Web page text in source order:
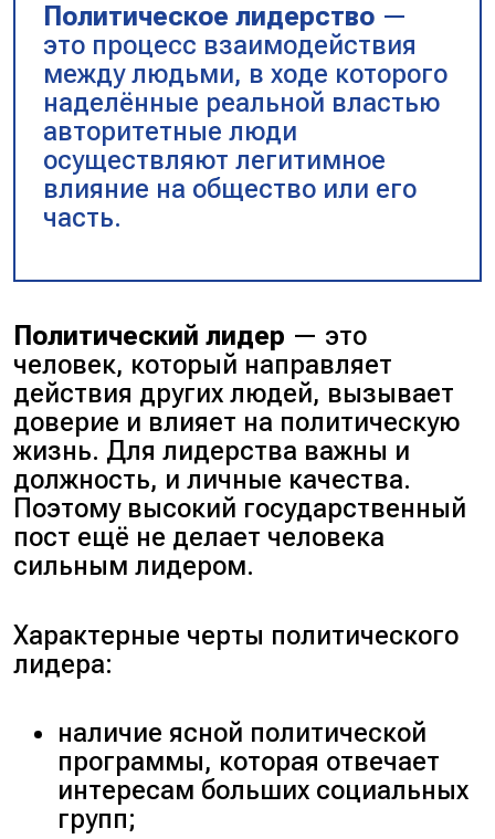
Политическое лидерство—
это процесс взаимодействия
между людьми, в ходе которого
наделённые реальной властью
авторитетные люди
осуществляют легитимное
влияние на общество или его
часть.
Политический лидер — это
человек, который направляет
действия других людей, вызывает
доверие и влияет на политическую
жизнь. Для лидерства важны и
должность, и личные качества.
Поэтому высокий государственный
пост ещё не делает человека
сильным лидером.
Характерные черты политического
лидера:
наличие ясной политической
программы, которая отвечает
интересам больших социальных
групп;